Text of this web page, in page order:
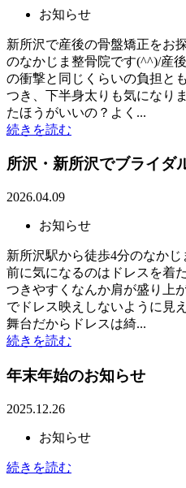
お知らせ
新所沢で産後の骨盤矯正をお
のなかじま整骨院です(^^)/産
の衝撃と同じくらいの負担と
つき、下半身太りも気になり
たほうがいいの？よく...
続きを読む
所沢・新所沢でブライダ
2026.04.09
お知らせ
新所沢駅から徒歩4分のなか
前に気になるのはドレスを着
つきやすくなんか肩が盛り上
でドレス映えしないように見
舞台だからドレスは綺...
続きを読む
年末年始のお知らせ
2025.12.26
お知らせ
続きを読む